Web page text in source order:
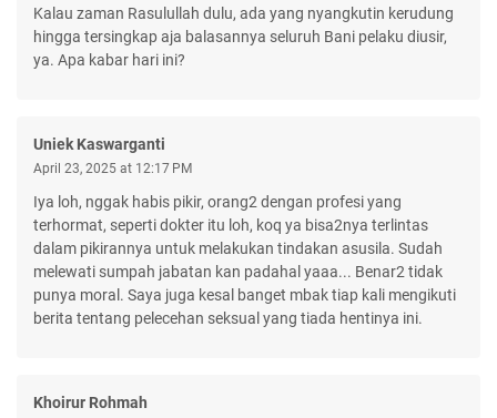
Kalau zaman Rasulullah dulu, ada yang nyangkutin kerudung
hingga tersingkap aja balasannya seluruh Bani pelaku diusir,
ya. Apa kabar hari ini?
Uniek Kaswarganti
April 23, 2025 at 12:17 PM
Iya loh, nggak habis pikir, orang2 dengan profesi yang
terhormat, seperti dokter itu loh, koq ya bisa2nya terlintas
dalam pikirannya untuk melakukan tindakan asusila. Sudah
melewati sumpah jabatan kan padahal yaaa... Benar2 tidak
punya moral. Saya juga kesal banget mbak tiap kali mengikuti
berita tentang pelecehan seksual yang tiada hentinya ini.
Khoirur Rohmah